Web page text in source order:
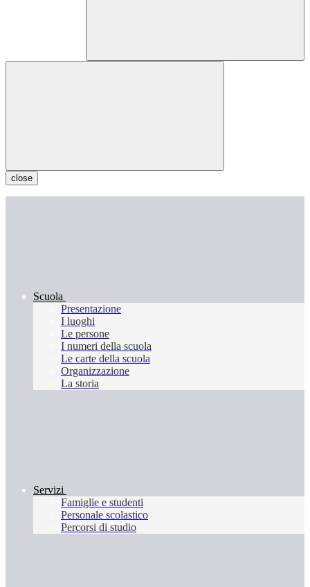
close
Scuola
Presentazione
I luoghi
Le persone
I numeri della scuola
Le carte della scuola
Organizzazione
La storia
Servizi
Famiglie e studenti
Personale scolastico
Percorsi di studio